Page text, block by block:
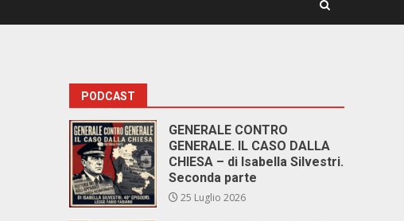
PODCAST
GENERALE CONTRO
GENERALE. IL CASO DALLA
CHIESA – di Isabella Silvestri.
Seconda parte
25 Luglio 2026